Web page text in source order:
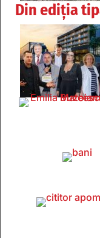
Din ediția